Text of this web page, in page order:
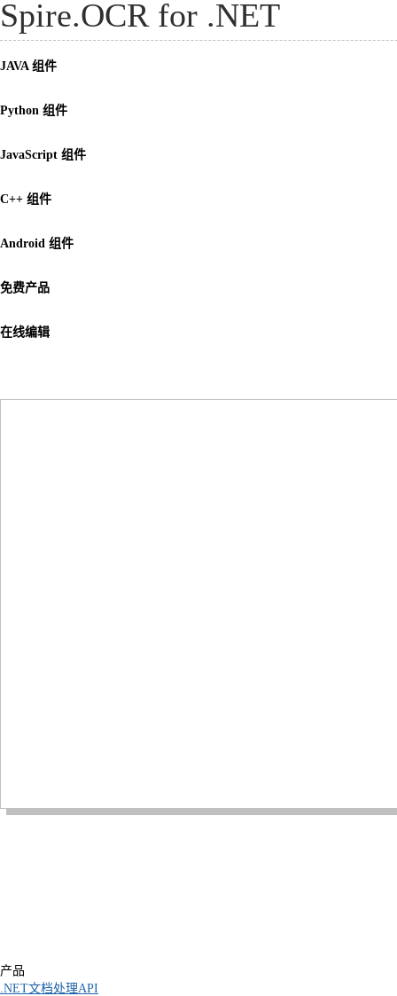
Spire.OCR for .NET
JAVA 组件
Python 组件
JavaScript 组件
C++ 组件
Android 组件
免费产品
在线编辑
产品
.NET文档处理API